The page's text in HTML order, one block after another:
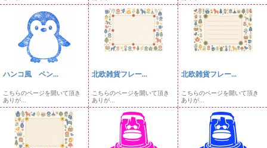
ハンコ風 ペン...
こちらのページを開いて頂き
ありが...
北欧雑貨フレー...
こちらのページを開いて頂き
ありが...
北欧雑貨フレー...
こちらのページを開いて頂き
ありが...